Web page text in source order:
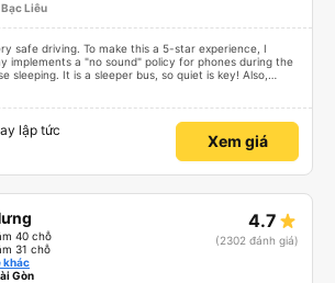
Liêu
safe driving. To make this a 5-star experience, I
implements a "no sound" policy for phones during the
sleeping. It is a sleeper bus, so quiet is key! Also,
Fi password clearly inside the cabin for convenience. I
giữ im lặng (tắt âm thanh điện thoại) vào ban đêm
khách khác ngủ. Ngoài ra, nhà xe nên dán sẵn mật
hành khách dễ dàng sử dụng. Tôi vẫn sẽ tiếp tục ủng
lập tức
Xem giá
40 chỗ
31 chỗ
khác
4.7
(2302 đánh giá)
Gòn